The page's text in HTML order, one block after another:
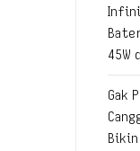
45W
Gak
Bikin